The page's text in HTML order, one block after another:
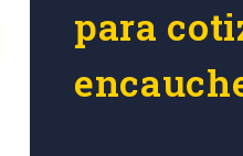
para